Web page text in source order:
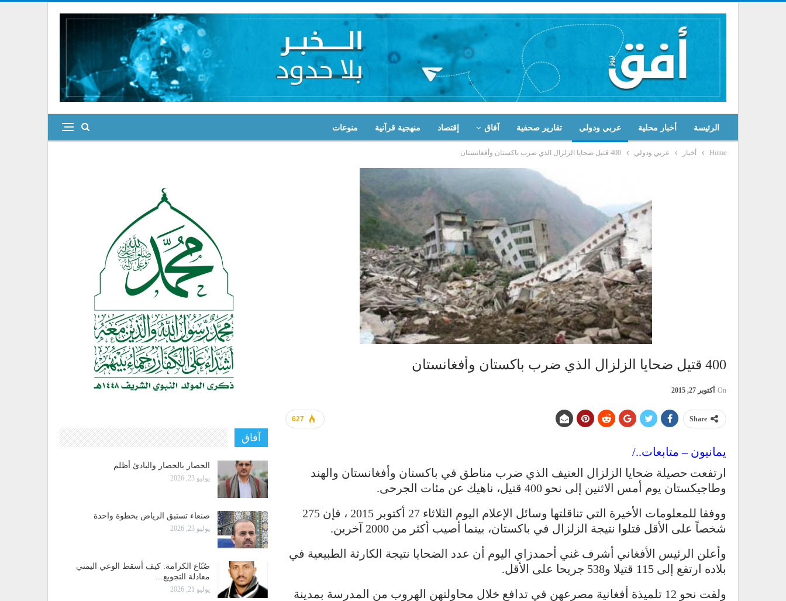
الرئيسة أخبار محلية عربي ودولي تقارير صحفية آفاق إقتصاد منهجية قرآنية منوعات
Home أخبار عربي ودولي 400 قتيل ضحايا الزلزال الذي ضرب باكستان وأفغانستان
400 قتيل ضحايا الزلزال الذي ضرب باكستان وأفغانستان
On أكتوبر 27, 2015
627 Share
يمانيون – متابعات../
ارتفعت حصيلة ضحايا الزلزال العنيف الذي ضرب مناطق في باكستان وأفغانستان والهند
وطاجيكستان يوم أمس الاثنين إلى نحو 400 قتيل، ناهيك عن مئات الجرحى.
ووفقا للمعلومات الأخيرة التي تناقلتها وسائل الإعلام اليوم الثلاثاء 27 أكتوبر 2015 ، فإن 275
شخصاً على الأقل قتلوا نتيجة الزلزال في باكستان، بينما أصيب أكثر من 2000 آخرين.
وأعلن الرئيس الأفغاني أشرف غني أحمدزاي اليوم أن عدد الضحايا نتيجة الكارثة الطبيعية في
بلاده ارتفع إلى 115 قتيلا و538 جريحا على الأقل.
ولقت نحو 12 تلميذة أفغانية مصرعهن في تدافع خلال محاولتهن الهروب من المدرسة بمدينة
آفاق
الحصار بالحصار والبادئ أظلم
يوليو 23, 2026
صنعاء تستبق الرياض بخطوة واحدة
يوليو 23, 2026
صُنّاع الكرامة: كيف أسقط الوعي اليمني
معادلة التجويع…
يوليو 21, 2026